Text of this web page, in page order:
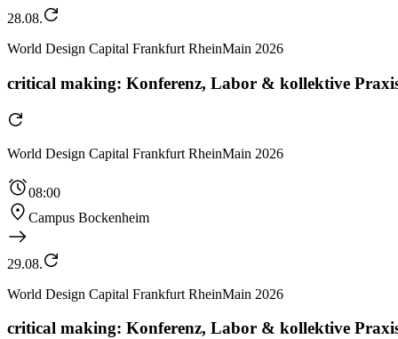
28.08.
World Design Capital Frankfurt RheinMain 2026
critical making: Konferenz, Labor & kollektive
World Design Capital Frankfurt RheinMain 2026
08:00
Campus Bockenheim
29.08.
World Design Capital Frankfurt RheinMain 2026
critical making: Konferenz, Labor & kollektive